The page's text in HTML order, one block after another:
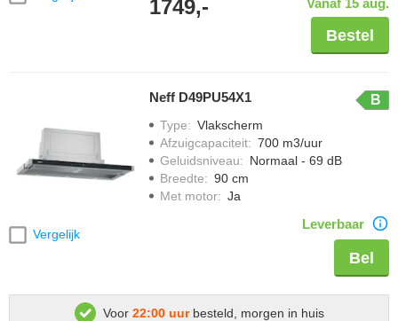
1749,- Vanaf 15 aug.
Bestel
Vergelijk
Neff D49PU54X1 B
Type: Vlakscherm
Afzuigcapaciteit: 700 m3/uur
Geluidsniveau: Normaal - 69 dB
Breedte: 90 cm
Met motor: Ja
Leverbaar
Bel
Voor 22:00 uurbesteld, morgen in huis